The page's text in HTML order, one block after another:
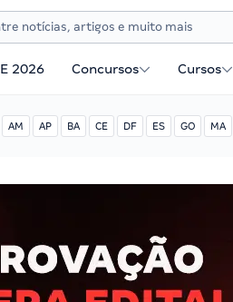
2026 Concursos Cursos
AM AP BA CE DF ES GO MA